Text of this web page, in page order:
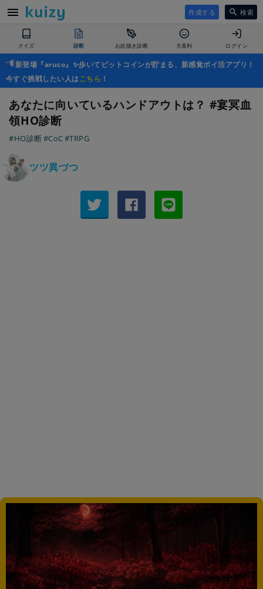
作成する 検索
クイズ 診断 お絵描き診断 大喜利 ログイン
新登場『aruco』✨歩いてビットコインが貯まる、新感覚ポイ活アプリ！
今すぐ挑戦したい人はこちら ！
あなたに向いているハンドアウトは？ #宴冥血
領HO診断
#HO診断#CoC#TRPG
ツツ異づつ